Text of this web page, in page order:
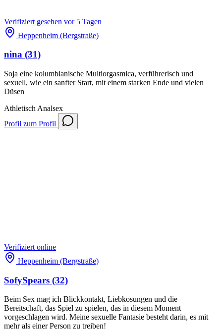
Verifiziert gesehen vor 5 Tagen
Heppenheim (Bergstraße)
nina (31)
Soja eine kolumbianische Multiorgasmica, verführerisch und
sexuell, wie ein sanfter Start, mit einem starken Ende und vielen
Düsen
Athletisch Analsex
Profil zum Profil
Verifiziert online
Heppenheim (Bergstraße)
SofySpears (32)
Beim Sex mag ich Blickkontakt, Liebkosungen und die
Bereitschaft, das Spiel zu spielen, das in diesem Moment
vorgeschlagen wird. Meine sexuelle Fantasie besteht darin, es mit
mehr als einer Person zu treiben!